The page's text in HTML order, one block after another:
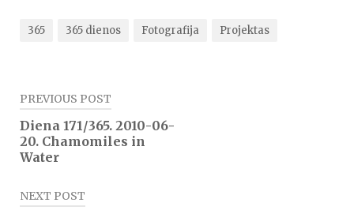
365 365 dienos Fotografija Projektas
Navigacija
tarp
įrašų
PREVIOUS POST
Diena 171/365. 2010-06-
20. Chamomiles in
Water
NEXT POST